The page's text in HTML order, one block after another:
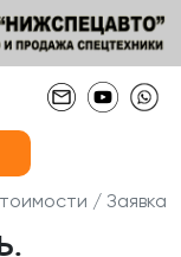
/ Заявка